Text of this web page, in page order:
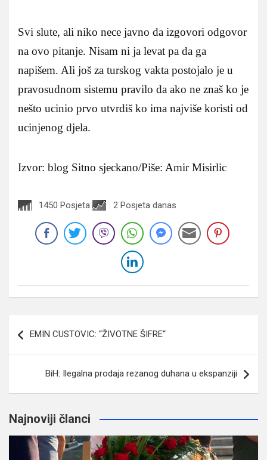
Svi slute, ali niko nece javno da izgovori odgovor
na ovo pitanje. Nisam ni ja levat pa da ga
napišem. Ali još za turskog vakta postojalo je u
pravosudnom sistemu pravilo da ako ne znaš ko je
nešto ucinio prvo utvrdiš ko ima najviše koristi od
ucinjenog djela.
Izvor: blog Sitno sjeckano/Piše: Amir Misirlic
1450 Posjeta 2 Posjeta danas
članaka
EMIN CUSTOVIC: “ŽIVOTNE ŠIFRE“
BiH: Ilegalna prodaja rezanog duhana u ekspanziji
Najnoviji članci